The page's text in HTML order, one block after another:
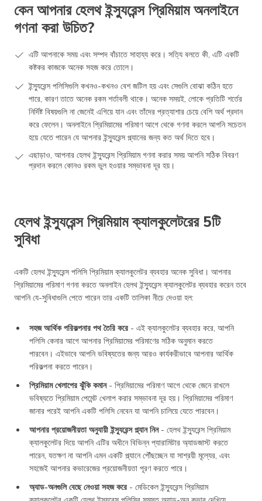
কেন আপনার হেলথ ইন্স্যুরেন্স প্রিমিয়াম অনলাইনে
গণনা করা উচিত?
এটি আপনাকে সময় এবং সম্পদ বাঁচাতে সাহায্য করে। সত্যি বলতে কী, এটি একটি
কষ্টকর কাজকে অনেক সহজ করে তোলে।
ইন্স্যুরেন্স পলিসিগুলি কখনও-কখনও বেশ জটিল হয় এবং সেগুলি বোঝা কঠিন হতে
পারে, কারণ তাতে অনেক রকম শর্তাবলী থাকে। অনেক সময়ই, লোকে প্রতিটি শর্তের
নির্দিষ্ট বিষয়গুলি না জেনেই এগিয়ে যান এবং তাঁদের প্রত্যাশার চেয়ে বেশি অর্থ প্রদান
করে ফেলেন। অনলাইনে প্রিমিয়ামের পরিমাণ আগে থেকে গণনা করলে আপনি সচেতন
হয়ে যেতে পারেন যে আপনার ইন্স্যুরেন্স প্ল্যানের জন্য কত অর্থ দিতে হবে।
এছাড়াও, আপনার হেলথ ইন্স্যুরেন্স প্রিমিয়াম গণনা করার সময় আপনি সঠিক বিবরণ
প্রদান করলে কোনও রকম ভুল হওয়ার সম্ভাবনা দূর হয়।
হেলথ ইন্স্যুরেন্স প্রিমিয়াম ক্যালকুলেটরের 5টি
সুবিধা
একটি হেলথ ইন্স্যুরেন্স পলিসি প্রিমিয়াম ক্যালকুলেটর ব্যবহার অনেক সুবিধা। আপনার
প্রিমিয়ামের পরিমাণ গণনা করতে অনলাইন হেলথ ইন্স্যুরেন্স ক্যালকুলেটর ব্যবহার করেন তবে
আপনি যে-সুবিধাগুলি পেতে পারেন তার একটি তালিকা নীচে দেওয়া হল:
সহজ আর্থিক পরিকল্পনার পথ তৈরি করে - এই ক্যালকুলেটর ব্যবহার করে, আপনি
পলিসি কেনার আগে আপনার প্রিমিয়ামের পরিমাণের সঠিক অনুমান করতে
পারবেন। এইভাবে আপনি ভবিষ্যতের জন্য আরও কার্যকরীভাবে আপনার আর্থিক
পরিকল্পনা করতে পারেন।
প্রিমিয়াম খেলাপের ঝুঁকি কমান- প্রিমিয়ামের পরিমাণ আগে থেকে জেনে রাখলে
ভবিষ্যতে প্রিমিয়াম পেমেন্ট খেলাপ করার সম্ভাবনা দূর হয়। প্রিমিয়ামের পরিমাণ
জানার পরেই আপনি একটি পলিসি নেবেন যা আপনি চালিয়ে যেতে পারবেন।
আপনার প্রয়োজনীয়তা অনুযায়ী ইন্স্যুরেন্স প্ল্যান নিন- হেলথ ইন্স্যুরেন্স প্রিমিয়াম
ক্যালকুলেটর দিয়ে আপনি এটির অধীনে বিভিন্ন প্যারামিটার অ্যাডজাস্ট করতে
পারেন, যতক্ষণ না আপনি এমন একটি প্ল্যানে পৌঁছচ্ছেন যা সাশ্রয়ী মূল্যের, এবং
সহজেই আপনার কভারেজের প্রয়োজনীয়তা পূরণ করতে পারে।
অ্যাড-অনগুলি বেছে নেওয়া সহজ করে - মেডিকেল ইন্স্যুরেন্স প্রিমিয়াম